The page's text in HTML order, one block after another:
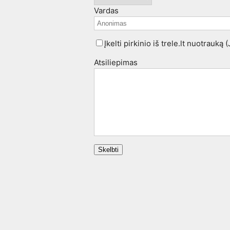
Vardas
Įkelti pirkinio iš trele.lt nuotrauką
Atsiliepimas